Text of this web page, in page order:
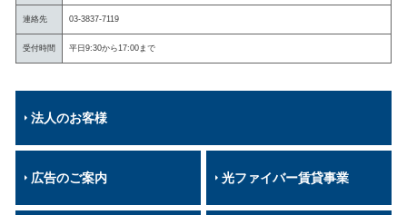
連絡先 03-3837-7119
受付時間 平日9:30から17:00まで
法人のお客様
広告のご案内 光ファイバー賃貸事業